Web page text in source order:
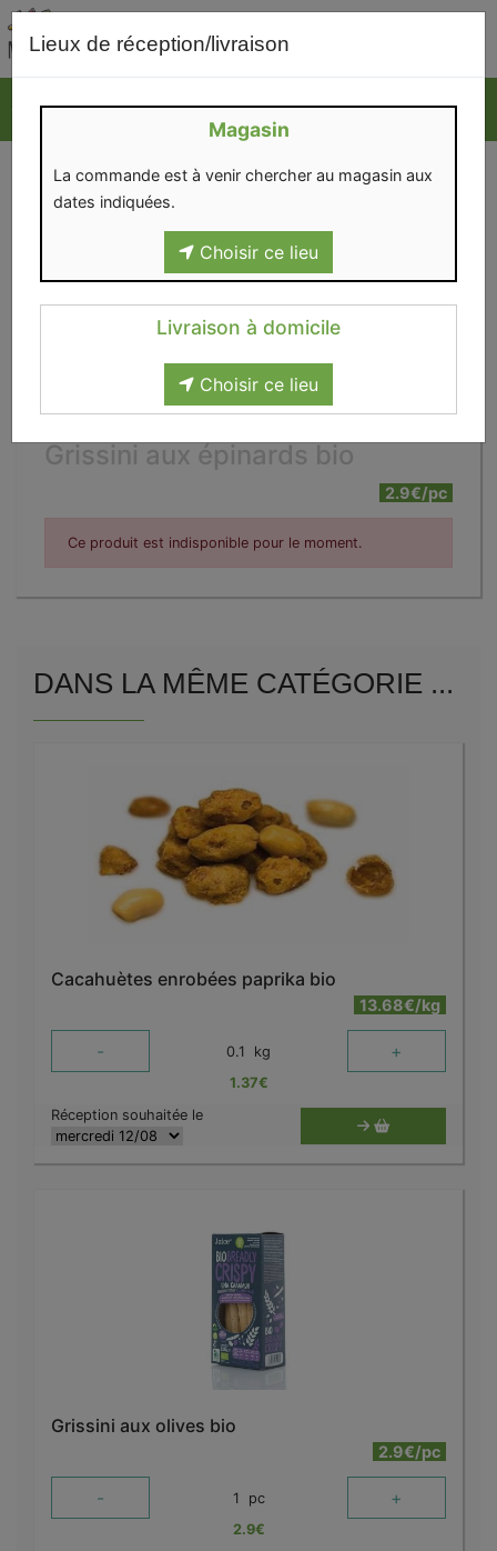
Lieux de réception/livraison
Magasin
La commande est à venir chercher au magasin aux
dates indiquées.
Choisir ce lieu
Livraison à domicile
Choisir ce lieu
Grissini aux épinards bio
2.9€/pc
Ce produit est indisponible pour le moment.
DANS LA MÊME CATÉGORIE ...
Cacahuètes enrobées paprika bio
13.68€/kg
- 0.1 kg +
1.37€
Réception souhaitée le
Grissini aux olives bio
2.9€/pc
- 1 pc +
2.9€